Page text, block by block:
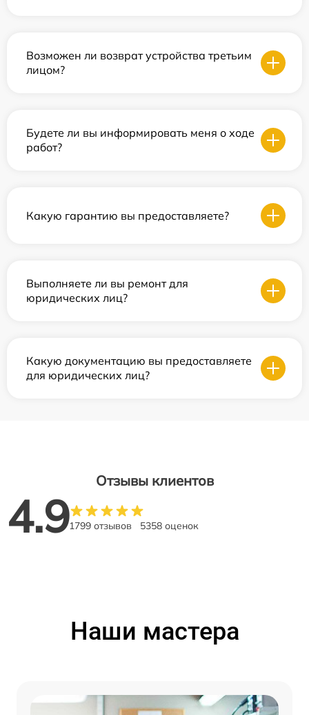
Возможен ли возврат устройства третьим
лицом?
Будете ли вы информировать меня о ходе
работ?
Какую гарантию вы предоставляете?
Выполняете ли вы ремонт для
юридических лиц?
Какую документацию вы предоставляете
для юридических лиц?
Отзывы клиентов
4.91799 отзывов 5358 оценок
Наши мастера